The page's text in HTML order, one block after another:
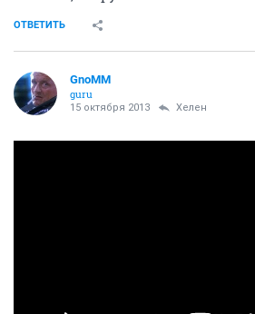
ОТВЕТИТЬ
GnoMM
guru
15 октября 2013 Хелен